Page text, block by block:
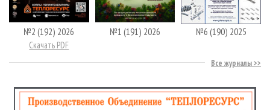
№2 (192) 2026
Скачать PDF
№1 (191) 2026 №6 (190) 2025
Все журналы